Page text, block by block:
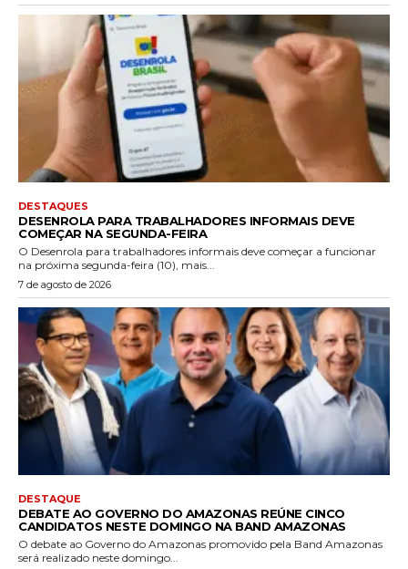
DESTAQUES
DESENROLA PARA TRABALHADORES INFORMAIS DEVE
COMEÇAR NA SEGUNDA-FEIRA
O Desenrola para trabalhadores informais deve começar a funcionar
na próxima segunda-feira (10), mais...
7 de agosto de 2026
DESTAQUE
DEBATE AO GOVERNO DO AMAZONAS REÚNE CINCO
CANDIDATOS NESTE DOMINGO NA BAND AMAZONAS
O debate ao Governo do Amazonas promovido pela Band Amazonas
será realizado neste domingo...